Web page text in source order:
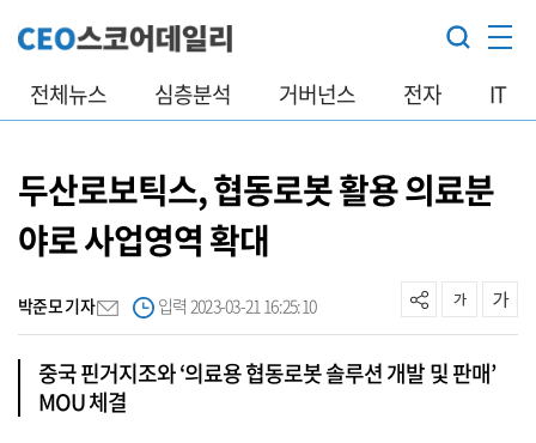
전체뉴스 심층분석 거버넌스 전자 IT
두산로보틱스, 협동로봇 활용 의료분
야로 사업영역 확대
박준모 기자 입력 2023-03-21 16:25:10
중국 핀거지조와 ‘의료용 협동로봇 솔루션 개발 및 판매’
MOU 체결